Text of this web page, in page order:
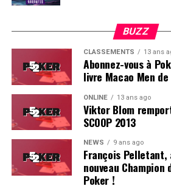
Soleau à gauche, sorti par Logghe au centre
BUZZ
CLASSEMENTS 13 ans
Abonnez-vous à
livre Macao Men
ONLINE 13 ans ago
Viktor Blom
SCOOP 2013
NEWS 9 ans ago
François Pelletant,
nouveau Champion
Poker !